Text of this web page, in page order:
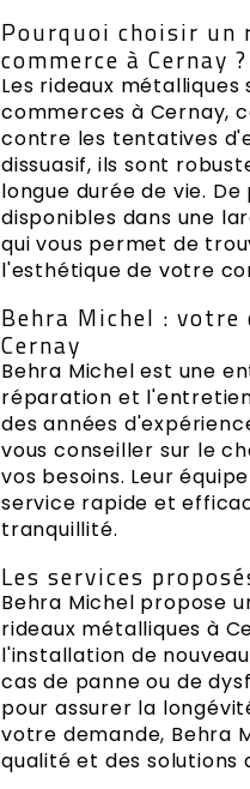
Pourquoi choisir un
commerce à Cernay ?
Les rideaux
commerces à Cernay,
contre les tentatives
dissuasif, ils sont
longue durée de vie.
disponibles dans une
qui vous permet de
l'esthétique de votre
Behra Michel :
Cernay
Behra Michel est une
réparation et
des années
vous conseiller sur le
vos besoins. Leur
service rapide et
tranquillité.
Les services
Behra Michel propose
rideaux métalliques à
l'installation de
cas de panne ou de
pour assurer la
votre demande, Behra
qualité et des solutions